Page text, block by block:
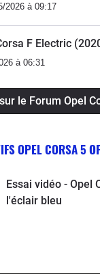
2026 à 09:17
F Electric
à 06:31
le Forum Opel
OPEL CORSA 5
Essai vidéo - Opel
l'éclair bleu